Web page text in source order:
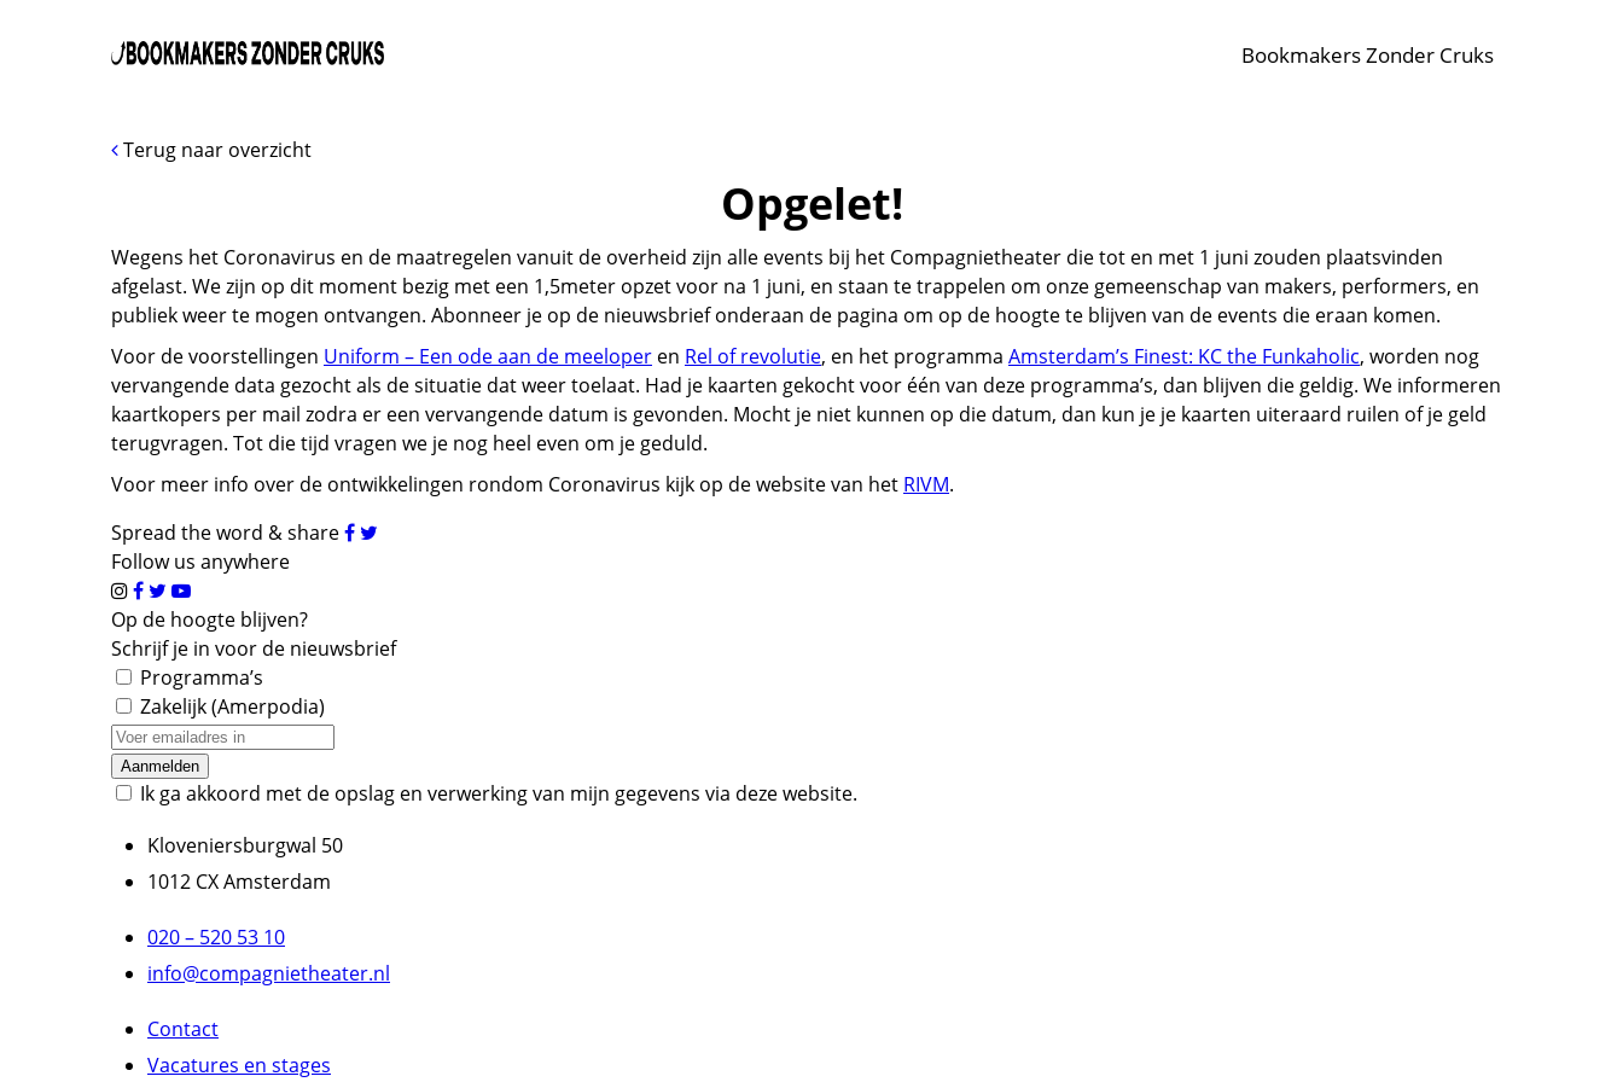
Bookmakers Zonder Cruks
Terug naar overzicht
Opgelet!
Wegens het Coronavirus en de maatregelen vanuit de overheid zijn alle events bij het Compagnietheater die tot en met 1 juni zouden plaatsvinden
afgelast. We zijn op dit moment bezig met een 1,5meter opzet voor na 1 juni, en staan te trappelen om onze gemeenschap van makers, performers, en
publiek weer te mogen ontvangen. Abonneer je op de nieuwsbrief onderaan de pagina om op de hoogte te blijven van de events die eraan komen.
Voor de voorstellingen Uniform – Een ode aan de meeloper en Rel of revolutie, en het programma Amsterdam’s Finest: KC the Funkaholic, worden nog
vervangende data gezocht als de situatie dat weer toelaat. Had je kaarten gekocht voor één van deze programma’s, dan blijven die geldig. We informeren
kaartkopers per mail zodra er een vervangende datum is gevonden. Mocht je niet kunnen op die datum, dan kun je je kaarten uiteraard ruilen of je geld
terugvragen. Tot die tijd vragen we je nog heel even om je geduld.
Voor meer info over de ontwikkelingen rondom Coronavirus kijk op de website van het RIVM.
Spread the word & share
Follow us anywhere
Op de hoogte blijven?
Schrijf je in voor de nieuwsbrief
Programma’s
Zakelijk (Amerpodia)
Ik ga akkoord met de opslag en verwerking van mijn gegevens via deze website.
Kloveniersburgwal 50
1012 CX Amsterdam
020 – 520 53 10
info@compagnietheater.nl
Contact
Vacatures en stages